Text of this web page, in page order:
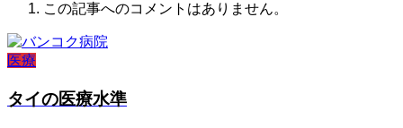
この記事へのコメントはありません。
医療
タイの医療水準